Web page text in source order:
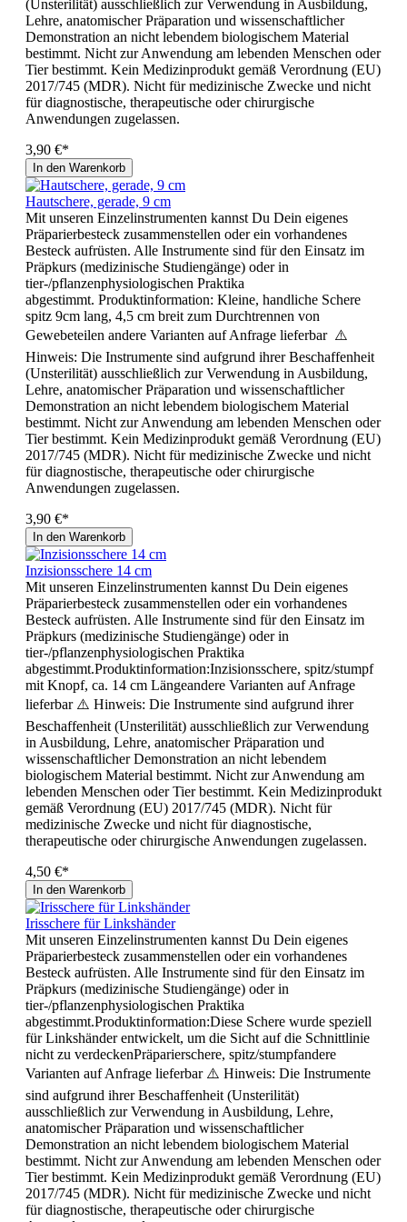
(Unsterilität) ausschließlich zur Verwendung in Ausbildung,
Lehre, anatomischer Präparation und wissenschaftlicher
Demonstration an nicht lebendem biologischem Material
bestimmt. Nicht zur Anwendung am lebenden Menschen oder
Tier bestimmt. Kein Medizinprodukt gemäß Verordnung (EU)
2017/745 (MDR). Nicht für medizinische Zwecke und nicht
für diagnostische, therapeutische oder chirurgische
Anwendungen zugelassen.
3,90 €*
In den Warenkorb
Hautschere, gerade, 9 cm
Mit unseren Einzelinstrumenten kannst Du Dein eigenes
Präparierbesteck zusammenstellen oder ein vorhandenes
Besteck aufrüsten. Alle Instrumente sind für den Einsatz im
Präpkurs (medizinische Studiengänge) oder in
tier-/pflanzenphysiologischen Praktika
abgestimmt. Produktinformation: Kleine, handliche Schere
spitz 9cm lang, 4,5 cm breit zum Durchtrennen von
Gewebeteilen andere Varianten auf Anfrage lieferbar ⚠️
Hinweis: Die Instrumente sind aufgrund ihrer Beschaffenheit
(Unsterilität) ausschließlich zur Verwendung in Ausbildung,
Lehre, anatomischer Präparation und wissenschaftlicher
Demonstration an nicht lebendem biologischem Material
bestimmt. Nicht zur Anwendung am lebenden Menschen oder
Tier bestimmt. Kein Medizinprodukt gemäß Verordnung (EU)
2017/745 (MDR). Nicht für medizinische Zwecke und nicht
für diagnostische, therapeutische oder chirurgische
Anwendungen zugelassen.
3,90 €*
In den Warenkorb
Inzisionsschere 14 cm
Mit unseren Einzelinstrumenten kannst Du Dein eigenes
Präparierbesteck zusammenstellen oder ein vorhandenes
Besteck aufrüsten. Alle Instrumente sind für den Einsatz im
Präpkurs (medizinische Studiengänge) oder in
tier-/pflanzenphysiologischen Praktika
abgestimmt.Produktinformation:Inzisionsschere, spitz/stumpf
mit Knopf, ca. 14 cm Längeandere Varianten auf Anfrage
lieferbar ⚠️ Hinweis: Die Instrumente sind aufgrund ihrer
Beschaffenheit (Unsterilität) ausschließlich zur Verwendung
in Ausbildung, Lehre, anatomischer Präparation und
wissenschaftlicher Demonstration an nicht lebendem
biologischem Material bestimmt. Nicht zur Anwendung am
lebenden Menschen oder Tier bestimmt. Kein Medizinprodukt
gemäß Verordnung (EU) 2017/745 (MDR). Nicht für
medizinische Zwecke und nicht für diagnostische,
therapeutische oder chirurgische Anwendungen zugelassen.
4,50 €*
In den Warenkorb
Irisschere für Linkshänder
Mit unseren Einzelinstrumenten kannst Du Dein eigenes
Präparierbesteck zusammenstellen oder ein vorhandenes
Besteck aufrüsten. Alle Instrumente sind für den Einsatz im
Präpkurs (medizinische Studiengänge) oder in
tier-/pflanzenphysiologischen Praktika
abgestimmt.Produktinformation:Diese Schere wurde speziell
für Linkshänder entwickelt, um die Sicht auf die Schnittlinie
nicht zu verdeckenPräparierschere, spitz/stumpfandere
Varianten auf Anfrage lieferbar ⚠️ Hinweis: Die Instrumente
sind aufgrund ihrer Beschaffenheit (Unsterilität)
ausschließlich zur Verwendung in Ausbildung, Lehre,
anatomischer Präparation und wissenschaftlicher
Demonstration an nicht lebendem biologischem Material
bestimmt. Nicht zur Anwendung am lebenden Menschen oder
Tier bestimmt. Kein Medizinprodukt gemäß Verordnung (EU)
2017/745 (MDR). Nicht für medizinische Zwecke und nicht
für diagnostische, therapeutische oder chirurgische